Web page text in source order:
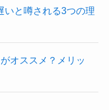
いと噂される3つの理
オススメ？メリッ